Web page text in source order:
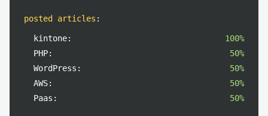
posted articles :
kintone:
100%
PHP:
50%
WordPress:
50%
AWS:
50%
Paas:
50%